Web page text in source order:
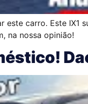
carro. Este IX1
na nossa opinião!